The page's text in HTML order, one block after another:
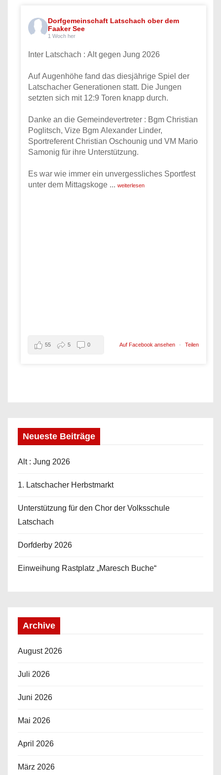
Dorfgemeinschaft Latschach ober dem
Faaker See
1 Woch her
Inter Latschach : Alt gegen Jung 2026
Auf Augenhöhe fand das diesjährige Spiel der
Latschacher Generationen statt. Die Jungen
setzten sich mit 12:9 Toren knapp durch.
Danke an die Gemeindevertreter : Bgm Christian
Poglitsch, Vize Bgm Alexander Linder,
Sportreferent Christian Oschounig und VM Mario
Samonig für ihre Unterstützung.
Es war wie immer ein unvergessliches Sportfest
unter dem Mittagskoge ... weiterlesen
Auf Facebook ansehen · Teilen
55 5 0
Neueste Beiträge
Alt : Jung 2026
1. Latschacher Herbstmarkt
Unterstützung für den Chor der Volksschule
Latschach
Dorfderby 2026
Einweihung Rastplatz „Maresch Buche“
Archive
August 2026
Juli 2026
Juni 2026
Mai 2026
April 2026
März 2026